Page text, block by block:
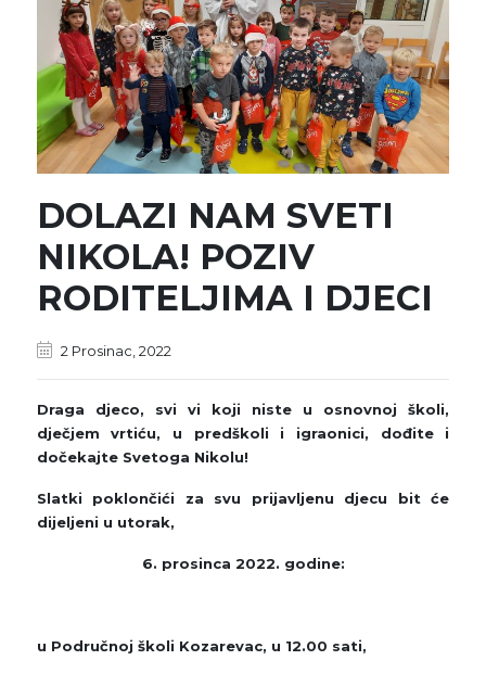
DOLAZI NAM SVETI
NIKOLA! POZIV
RODITELJIMA I DJECI
2 Prosinac, 2022
Draga djeco, svi vi koji niste u osnovnoj školi,
dječjem vrtiću, u predškoli i igraonici, dođite i
dočekajte Svetoga Nikolu!
Slatki poklončići za svu prijavljenu djecu bit će
dijeljeni u utorak,
6. prosinca 2022. godine:
u Područnoj školi Kozarevac, u 12.00 sati,